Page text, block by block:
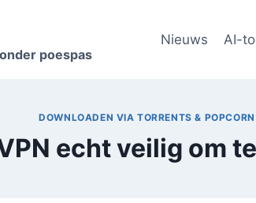
poespas
Nieuws AI-
DOWNLOADEN VIA TORRENTS &
echt veilig om